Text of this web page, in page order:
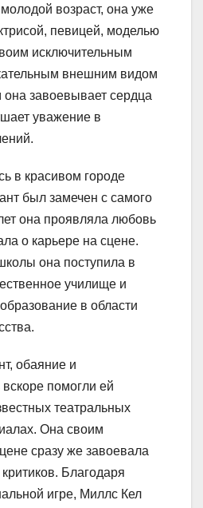
возраст, она уже
певицей, моделью
исключительным
внешним видом
завоевывает сердца
уважение в
в красивом городе
был замечен с самого
она проявляла любовь
о карьере на сцене.
она поступила в
училище и
в области
обаяние и
помогли ей
театральных
Она своим
сразу же завоевала
Благодаря
игре, Миллс Кел